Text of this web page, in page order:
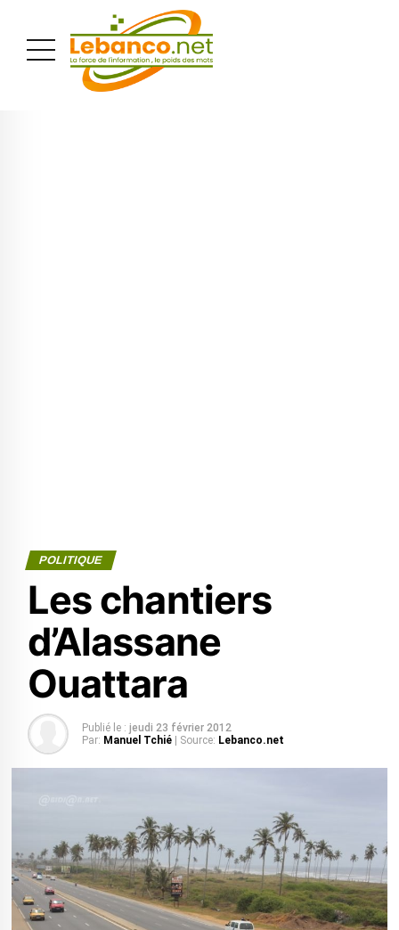
POLITIQUE
Les chantiers
d’Alassane
Ouattara
Publié le : jeudi 23 février 2012
Par: Manuel Tchié | Source: Lebanco.net